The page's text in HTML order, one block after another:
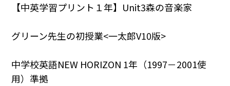
【中英学習プリント１年】Unit3森の音楽家
グリーン先生の初授業<一太郎V10版>
中学校英語NEW HORIZON 1年（1997－2001使
用）準拠